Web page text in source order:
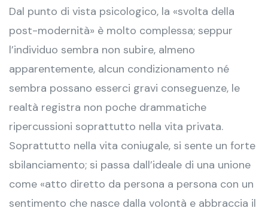
Dal punto di vista psicologico, la «svolta della
post-modernità» è molto complessa; seppur
l’individuo sembra non subire, almeno
apparentemente, alcun condizionamento né
sembra possano esserci gravi conseguenze, le
realtà registra non poche drammatiche
ripercussioni soprattutto nella vita privata.
Soprattutto nella vita coniugale, si sente un forte
sbilanciamento; si passa dall’ideale di una unione
come «atto diretto da persona a persona con un
sentimento che nasce dalla volontà e abbraccia il